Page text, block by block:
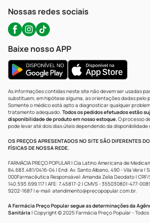
Nossas redes sociais
Baixe nosso APP
As informações contidas neste site não devem ser usadas
substituem, em hipótese alguma, as orientações dadas pelo
Somente o médico está apto a diagnosticar qualquer
tratamento adequado. Todos os pedidos efetuados estão
disponibilidade de produto em nosso estoque.O processo
pode levar até dois dias úteis dependendo da disponibilidade
OS PREÇOS APRESENTADOS NO SITE SÃO DIFERENTES
FÍSICAS DE NOSSA REDE.
FARMÁCIA PREÇO POPULAR | Cia Latino Americana de
84.683.481/0416-04 | End: Av. Santo Albano, 490 - Vila Vera |
000Farmacêutica Responsável: Amanda Zelia Deodato | CRF/
140.593.699.117 | AFE: 7.45817-2 | CMVS - 355030801-477-
9202-1687 | e-mail: atendimento@precopopular.com.br.
A Farmácia Preço Popular segue as determinações da
Sanitária | Copyright © 2025 Farmácia Preço Popular -